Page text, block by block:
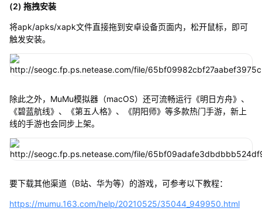
(2) 拖拽安装
将apk/apks/xapk文件直接拖到安卓设备页面内，松开鼠标，即可
触发安装。
除此之外，MuMu模拟器（macOS）还可流畅运行《明日方舟》、
《碧蓝航线》、《第五人格》、《阴阳师》等多款热门手游，新上
线的手游也会同步上架。
要下载其他渠道（B站、华为等）的游戏，可参考以下教程：
https://mumu.163.com/help/20210525/35044_949950.html